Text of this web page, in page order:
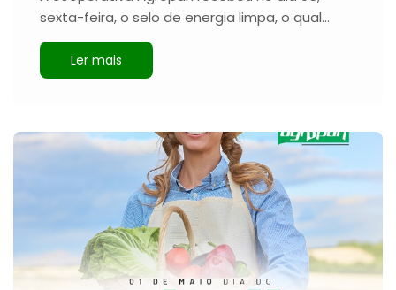
sexta-feira, o selo de energia limpa, o qual…
Ler mais